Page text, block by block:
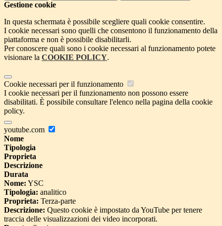
Gestione cookie
In questa schermata è possibile scegliere quali cookie consentire.
I cookie necessari sono quelli che consentono il funzionamento della
piattaforma e non è possibile disabilitarli.
Per conoscere quali sono i cookie necessari al funzionamento potete
visionare la COOKIE POLICY.
Cookie necessari per il funzionamento
I cookie necessari per il funzionamento non possono essere
disabilitati. È possibile consultare l'elenco nella pagina della cookie
policy.
youtube.com
Nome
Tipologia
Proprieta
Descrizione
Durata
Nome: YSC
Tipologia: analitico
Proprieta: Terza-parte
Descrizione: Questo cookie è impostato da YouTube per tenere
traccia delle visualizzazioni dei video incorporati.